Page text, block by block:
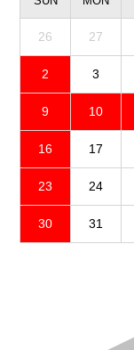
26 27
2 3
9 10
16 17
23 24
30 31